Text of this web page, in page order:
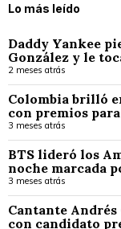
Lo más leído
Daddy Yankee
González y le
2 meses atrás
Colombia brilló
con premios
3 meses atrás
BTS lideró los
noche marcada
3 meses atrás
Cantante Andrés
con candidato